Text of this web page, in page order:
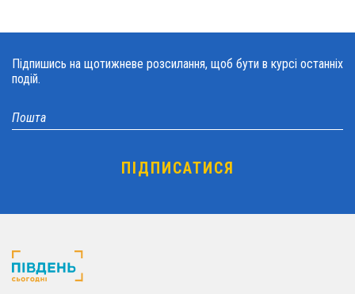
Підпишись на щотижневе розсилання, щоб бути в курсі останніх
подій.